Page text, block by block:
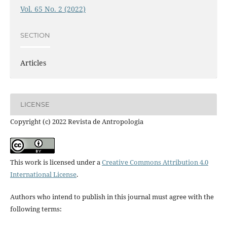
Vol. 65 No. 2 (2022)
SECTION
Articles
LICENSE
Copyright (c) 2022 Revista de Antropologia
This work is licensed under aCreative Commons Attribution 4.0
International License.
Authors who intend to publish in this journal must agree with the
following terms: